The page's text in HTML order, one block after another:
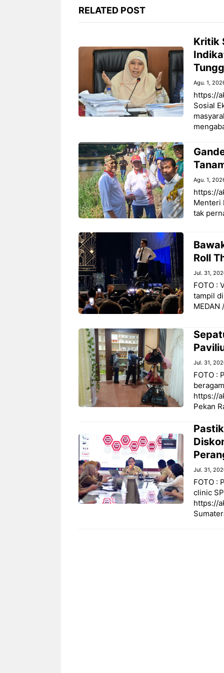
RELATED POST
Kritik
Agu. 1,
https://
Sosial
Agu. 1,
‎https://
Menteri
tak
Roll
Jul. 31,
‎FOTO :
tampil
Jul. 31,
FOTO :
https://
Pekan
Jul. 31,
FOTO :
clinic
https://